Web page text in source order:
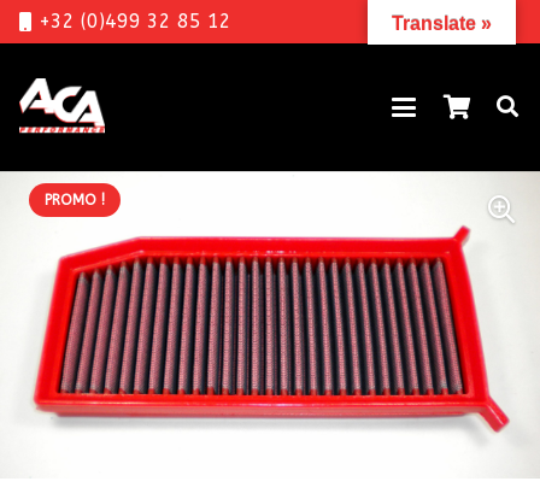
+32 (0)499 32 85 12
PROMO !
Translate »